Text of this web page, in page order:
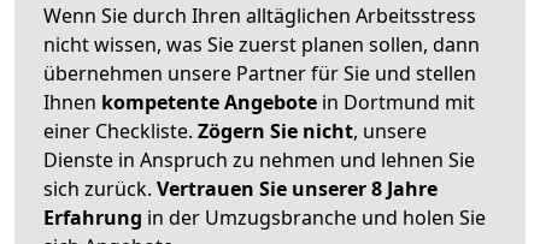
Wenn Sie durch Ihren alltäglichen Arbeitsstress
nicht wissen, was Sie zuerst planen sollen, dann
übernehmen unsere Partner für Sie und stellen
Ihnen kompetente Angebote in Dortmund mit
einer Checkliste. Zögern Sie nicht, unsere
Dienste in Anspruch zu nehmen und lehnen Sie
sich zurück. Vertrauen Sie unserer 8 Jahre
Erfahrung in der Umzugsbranche und holen Sie